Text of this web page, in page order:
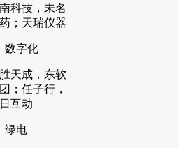
科技，未名
；天瑞仪器
数字化
天成，东软
；任子行，
互动
绿电